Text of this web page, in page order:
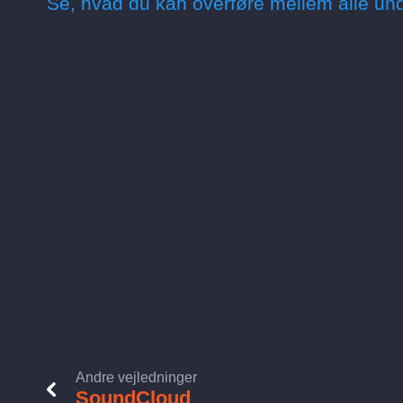
Andre vejledninger
SoundCloud